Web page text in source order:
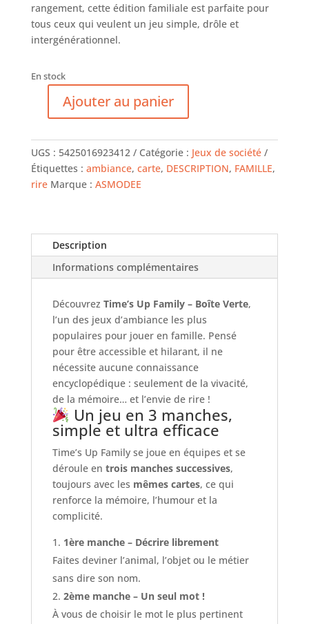
rangement, cette édition familiale est parfaite pour
tous ceux qui veulent un jeu simple, drôle et
intergénérationnel.
En stock
quantité
Times'up
-
family
-
Ajouter au panier
UGS : 5425016923412 Catégorie : Jeux de société
Étiquettes : ambiance, carte, DESCRIPTION, FAMILLE,
rire Marque : ASMODEE
Description
Informations complémentaires
Découvrez Time’s Up Family – Boîte Verte,
l’un des jeux d’ambiance les plus
populaires pour jouer en famille. Pensé
pour être accessible et hilarant, il ne
nécessite aucune connaissance
encyclopédique : seulement de la vivacité,
de la mémoire… et l’envie de rire !
Un jeu en 3 manches,
simple et ultra efficace
Time’s Up Family se joue en équipes et se
déroule en trois manches successives,
toujours avec les mêmes cartes, ce qui
renforce la mémoire, l’humour et la
complicité.
1ère manche – Décrire librement
Faites deviner l’animal, l’objet ou le métier
sans dire son nom.
2ème manche – Un seul mot !
À vous de choisir le mot le plus pertinent